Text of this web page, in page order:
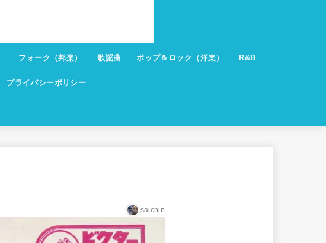
フォーク（邦楽） 歌謡曲 ポップ＆ロック（洋楽） R&B
プライバシーポリシー
saichin